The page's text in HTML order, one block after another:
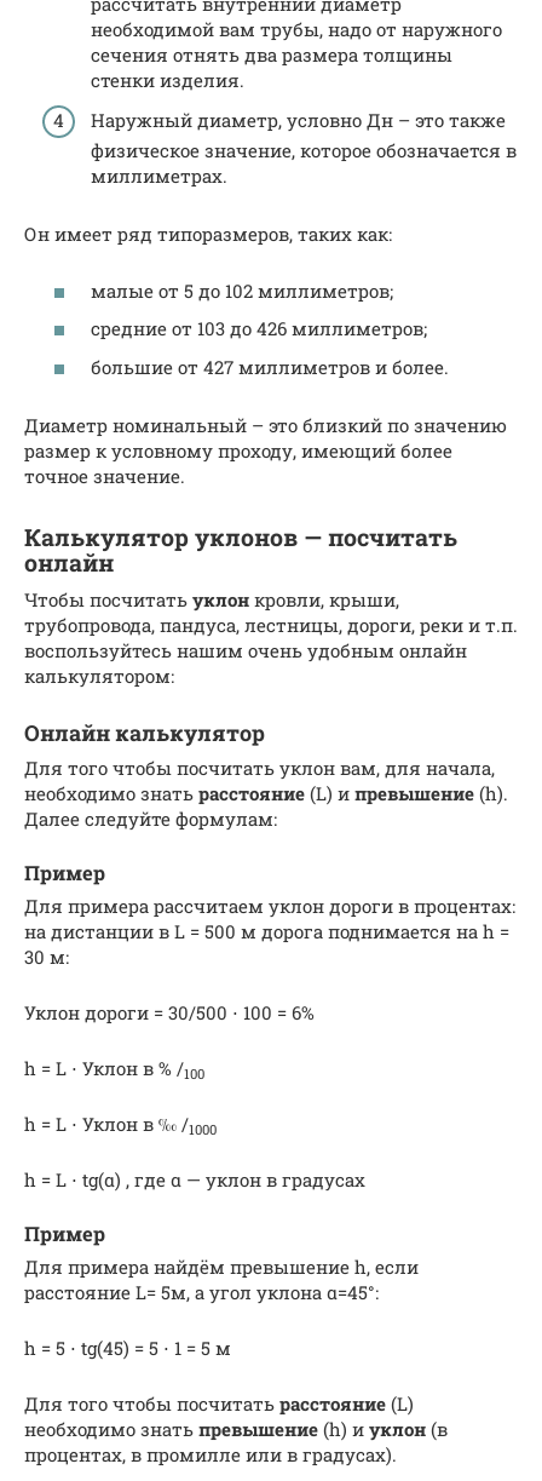
необходимой вам трубы, надо от наружного
сечения отнять два размера толщины
стенки изделия.
Наружный диаметр, условно Дн – это также
физическое значение, которое обозначается в
миллиметрах.
Он имеет ряд типоразмеров, таких как:
малые от 5 до 102 миллиметров;
средние от 103 до 426 миллиметров;
большие от 427 миллиметров и более.
Диаметр номинальный – это близкий по значению
размер к условному проходу, имеющий более
точное значение.
Калькулятор уклонов — посчитать
онлайн
Чтобы посчитать уклон кровли, крыши,
трубопровода, пандуса, лестницы, дороги, реки и т.п.
воспользуйтесь нашим очень удобным онлайн
калькулятором:
Онлайн калькулятор
Для того чтобы посчитать уклон вам, для начала,
необходимо знать расстояние (L) и превышение (h).
Далее следуйте формулам:
Пример
Для примера рассчитаем уклон дороги в процентах:
на дистанции в L = 500 м дорога поднимается на h =
30 м:
Уклон дороги = 30/500 ⋅ 100 = 6%
h = L ⋅ Уклон в % /100
h = L ⋅ Уклон в ‰ /1000
h = L ⋅ tg(α) , где α — уклон в градусах
Пример
Для примера найдём превышение h, если
расстояние L= 5м, а угол уклона α=45°:
h = 5 ⋅ tg(45) = 5 ⋅ 1 = 5 м
Для того чтобы посчитать расстояние (L)
необходимо знать превышение (h) и уклон (в
процентах, в промилле или в градусах).